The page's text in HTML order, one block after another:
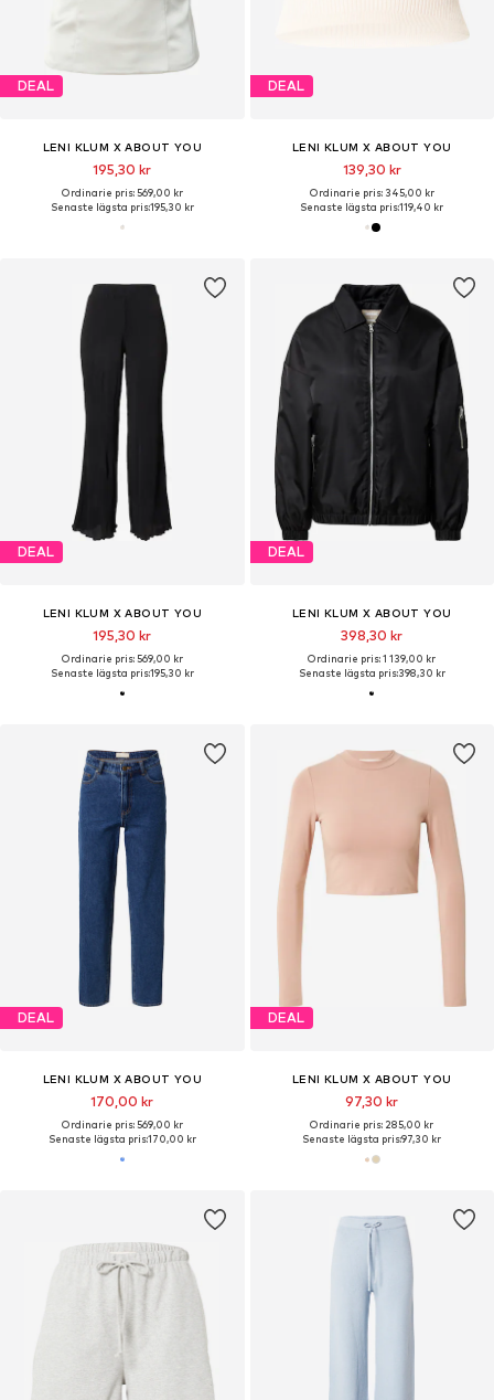
DEAL
LENI KLUM X ABOUT YOU
195,30 kr
Ordinarie pris: 569,00 kr
Senaste lägsta pris:195,30 kr
DEAL
LENI KLUM X ABOUT YOU
139,30 kr
Ordinarie pris: 345,00 kr
Senaste lägsta pris:119,40 kr
DEAL
LENI KLUM X ABOUT YOU
195,30 kr
Ordinarie pris: 569,00 kr
Senaste lägsta pris:195,30 kr
DEAL
LENI KLUM X ABOUT YOU
398,30 kr
Ordinarie pris: 1 139,00 kr
Senaste lägsta pris:398,30 kr
DEAL
LENI KLUM X ABOUT YOU
170,00 kr
Ordinarie pris: 569,00 kr
Senaste lägsta pris:170,00 kr
DEAL
LENI KLUM X ABOUT YOU
97,30 kr
Ordinarie pris: 285,00 kr
Senaste lägsta pris:97,30 kr